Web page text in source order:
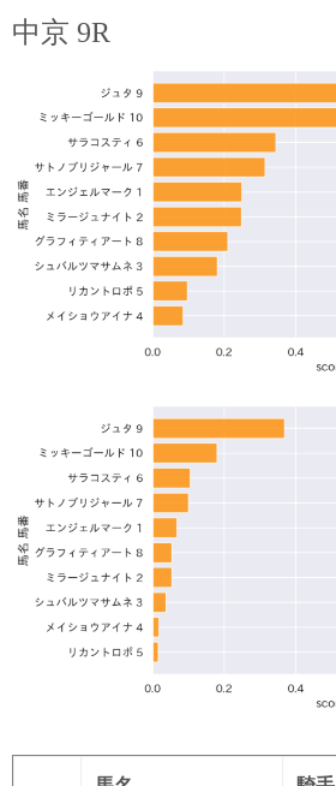
中京 9R